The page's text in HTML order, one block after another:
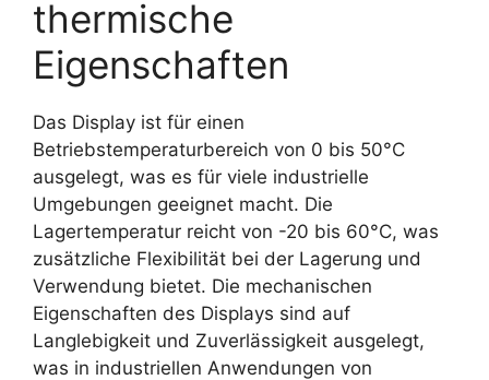
thermische
Eigenschaften
Das Display ist für einen
Betriebstemperaturbereich von 0 bis 50°C
ausgelegt, was es für viele industrielle
Umgebungen geeignet macht. Die
Lagertemperatur reicht von -20 bis 60°C, was
zusätzliche Flexibilität bei der Lagerung und
Verwendung bietet. Die mechanischen
Eigenschaften des Displays sind auf
Langlebigkeit und Zuverlässigkeit ausgelegt,
was in industriellen Anwendungen von